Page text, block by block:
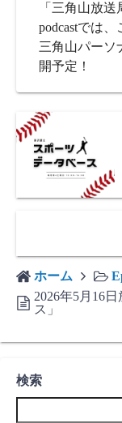
「三角山放送
podcastでは
三角山パーソ
開予定！
ホーム
2026年5月16
ス」
検索